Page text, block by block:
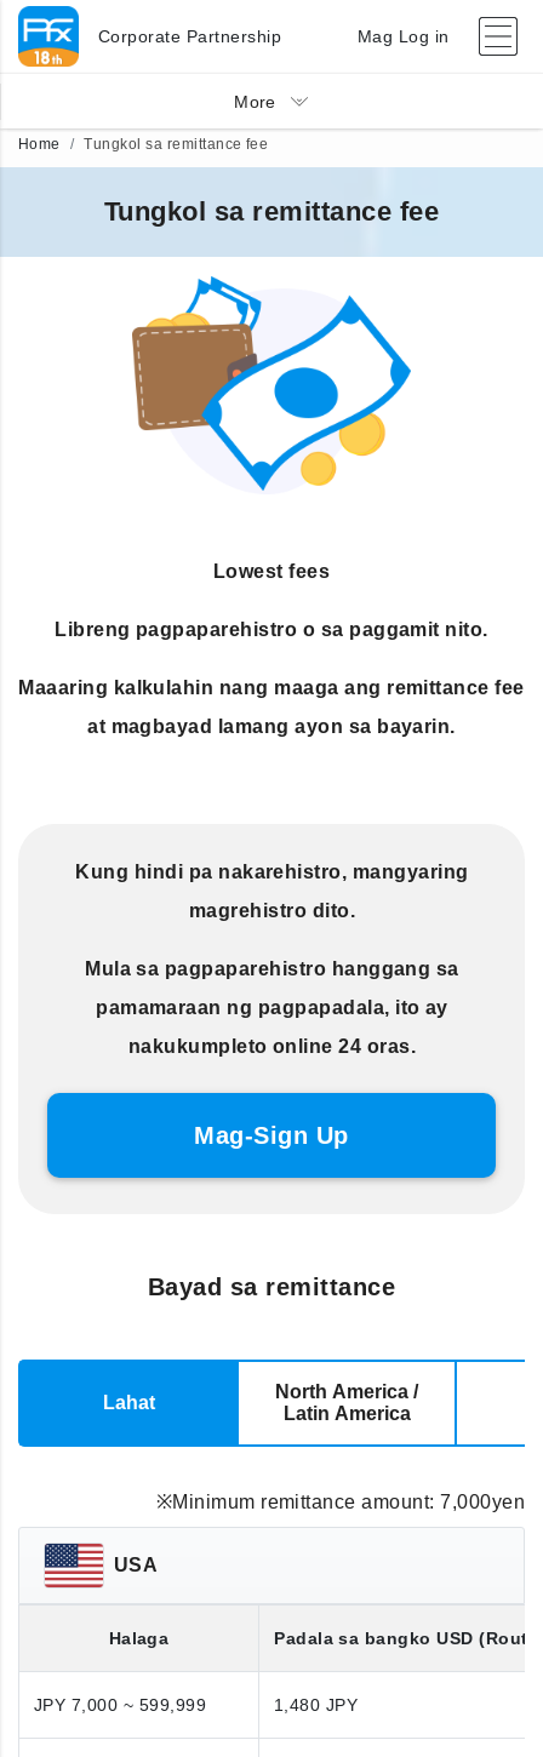
Corporate Partnership Mag Log in
More
Home Tungkol sa remittance fee
Tungkol sa remittance fee
Lowest fees
Libreng pagpaparehistro o sa paggamit nito.
Maaaring kalkulahin nang maaga ang remittance fee
at magbayad lamang ayon sa bayarin.
Kung hindi pa nakarehistro, mangyaring
magrehistro dito.
Mula sa pagpaparehistro hanggang sa
pamamaraan ng pagpapadala, ito ay
nakukumpleto online 24 oras.
Mag-Sign Up
Bayad sa remittance
Lahat
North America /
Latin America
※Minimum remittance amount: 7,000yen
USA
Halaga Padala sa bangkoUSD
JPY 7,000 ~ 599,999 1,480 JPY